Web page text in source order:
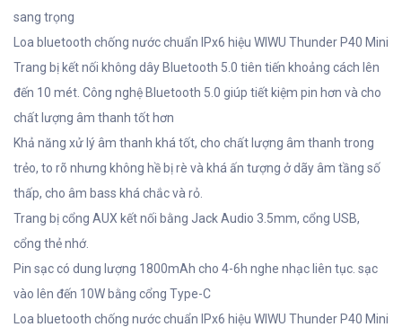
sang trọng
Loa bluetooth chống nước chuẩn IPx6 hiệu WIWU Thunder P40 Mini
Trang bị kết nối không dây Bluetooth 5.0 tiên tiến khoảng cách lên
đến 10 mét. Công nghệ Bluetooth 5.0 giúp tiết kiệm pin hơn và cho
chất lượng âm thanh tốt hơn
Khả năng xử lý âm thanh khá tốt, cho chất lượng âm thanh trong
trẻo, to rõ nhưng không hề bị rè và khá ấn tượng ở dãy âm tầng số
thấp, cho âm bass khá chắc và rỏ.
Trang bị cổng AUX kết nối bằng Jack Audio 3.5mm, cổng USB,
cổng thẻ nhớ.
Pin sạc có dung lượng 1800mAh cho 4-6h nghe nhạc liên tục. sạc
vào lên đến 10W bằng cổng Type-C
Loa bluetooth chống nước chuẩn IPx6 hiệu WIWU Thunder P40 Mini